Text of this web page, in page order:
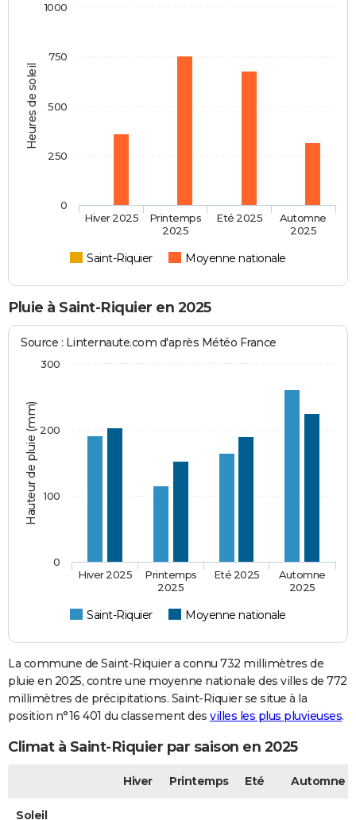
Heures de soleil
Saint-Riquier Moyenne nationale
Hiver 2025
Printemps
2025
Eté 2025
Automne
2025
0
250
500
750
1000
Pluie à Saint-Riquier en 2025
Hauteur de pluie (mm)
Source : Linternaute.com d'après Météo France
Saint-Riquier Moyenne nationale
Hiver 2025
Printemps
2025
Eté 2025
Automne
2025
0
100
200
300
La commune de Saint-Riquier a connu 732 millimètres de
pluie en 2025, contre une moyenne nationale des villes de 772
millimètres de précipitations. Saint-Riquier se situe à la
position n°16 401 du classement des villes les plus pluvieuses.
Climat à Saint-Riquier par saison en 2025
Hiver Printemps Eté Automne
Soleil